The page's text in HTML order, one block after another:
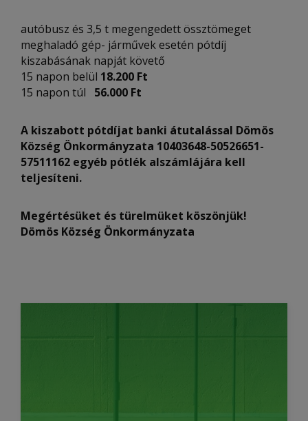
autóbusz és 3,5 t megengedett össztömeget
meghaladó gép- járművek esetén pótdíj
kiszabásának napját követő
15 napon belül 18.200 Ft
15 napon túl 56.000 Ft
A kiszabott pótdíjat banki átutalással Dömös
Község Önkormányzata 10403648-50526651-
57511162 egyéb pótlék alszámlájára kell
teljesíteni.
Megértésüket és türelmüket köszönjük!
Dömös Község Önkormányzata